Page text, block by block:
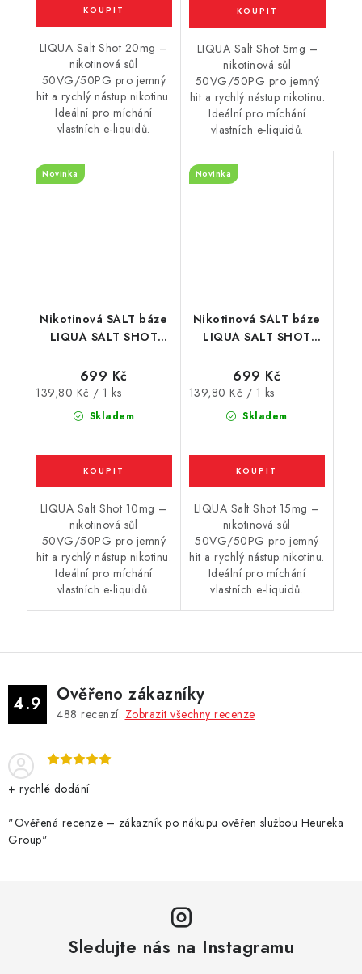
LIQUA Salt Shot 20mg –
nikotinová sůl
50VG/50PG pro jemný
hit a rychlý nástup nikotinu.
Ideální pro míchání
vlastních e-liquidů.
LIQUA Salt Shot 5mg –
nikotinová sůl
50VG/50PG pro jemný
hit a rychlý nástup nikotinu.
Ideální pro míchání
vlastních e-liquidů.
Nikotinová SALT báze
LIQUA SALT SHOT
/ 10mg
Novinka
Skladem
699 Kč
Měrná
139,80 Kč / 1 ks
LIQUA Salt Shot 10mg –
nikotinová sůl
50VG/50PG pro jemný
hit a rychlý nástup nikotinu.
Ideální pro míchání
vlastních e-liquidů.
Nikotinová SALT báze
LIQUA SALT SHOT
/ 15mg
Novinka
Skladem
699 Kč
Měrná
139,80 Kč / 1 ks
LIQUA Salt Shot 15mg –
nikotinová sůl
50VG/50PG pro jemný
hit a rychlý nástup nikotinu.
Ideální pro míchání
vlastních e-liquidů.
4.9 Ověřeno zákazníky
488 recenzí. Zobrazit všechny recenze
+ rychlé dodání
"Ověřená recenze – zákazník po nákupu ověřen službou Heureka
Group"
Sledujte nás na Instagramu